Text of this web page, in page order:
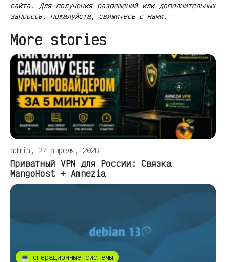
сайта. Для получения разрешений или дополнительных
запросов, пожалуйста, свяжитесь с нами.
More stories
admin, 27 апреля, 2026
Приватный VPN для России: Связка
MangoHost + Amnezia
💻 операционные системы